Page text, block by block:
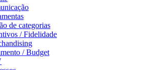
de categorias
/ Fidelidade
/ Budget